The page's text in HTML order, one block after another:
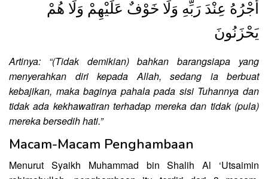
أَجْرُهُ عِنْدَ رَبِّهِ وَلَا خَوْفٌ عَلَيْهِمْ وَلَا هُمْ
يَحْزَنُونَ
Artinya: “(Tidak demikian) bahkan barangsiapa yang
menyerahkan diri kepada Allah, sedang ia berbuat
kebajikan, maka baginya pahala pada sisi Tuhannya dan
tidak ada kekhawatiran terhadap mereka dan tidak (pula)
mereka bersedih hati.”
Macam-Macam Penghambaan
Menurut Syaikh Muhammad bin Shalih Al ‘Utsaimin